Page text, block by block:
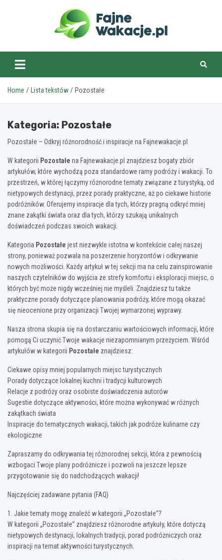
fajnewakacje.pl
Home Lista tekstów Pozostałe
Kategoria: Pozostałe
Pozostałe – Odkryj różnorodność i inspiracje na Fajnewakacje.pl
W kategorii Pozostałe na Fajnewakacje.pl znajdziesz bogaty zbiór
artykułów, które wychodzą poza standardowe ramy podróży i wakacji. To
przestrzeń, w której łączymy różnorodne tematy związane z turystyką, od
nietypowych destynacji, przez porady praktyczne, aż po ciekawe historie
podróżników. Oferujemy inspiracje dla tych, którzy pragną odkryć mniej
znane zakątki świata oraz dla tych, którzy szukają unikalnych
doświadczeń podczas swoich wakacji.
Kategoria Pozostałe jest niezwykle istotna w kontekście całej naszej
strony, ponieważ pozwala na poszerzenie horyzontów i odkrywanie
nowych możliwości. Każdy artykuł w tej sekcji ma na celu zainspirowanie
naszych czytelników do wyjścia ze strefy komfortu i eksploracji miejsc, o
których być może nigdy wcześniej nie myśleli. Znajdziesz tu także
praktyczne porady dotyczące planowania podróży, które mogą okazać
się nieocenione przy organizacji Twojej wymarzonej wyprawy.
Nasza strona skupia się na dostarczaniu wartościowych informacji, które
pomogą Ci uczynić Twoje wakacje niezapomnianym przeżyciem. Wśród
artykułów w kategorii Pozostałe znajdziesz:
Ciekawe opisy mniej popularnych miejsc turystycznych
Porady dotyczące lokalnej kuchni i tradycji kulturowych
Relacje z podróży oraz osobiste doświadczenia autorów
Sugestie dotyczące aktywności, które można wykonywać w różnych
zakątkach świata
Inspiracje do tematycznych wakacji, takich jak podróże kulinarne czy
ekologiczne
Zapraszamy do odkrywania tej różnorodnej sekcji, która z pewnością
wzbogaci Twoje plany podróżnicze i pozwoli na jeszcze lepsze
przygotowanie się do nadchodzących wakacji!
Najczęściej zadawane pytania (FAQ)
1. Jakie tematy mogę znaleźć w kategorii „Pozostałe”?
W kategorii „Pozostałe” znajdziesz różnorodne artykuły, które dotyczą
nietypowych destynacji, lokalnych tradycji, porad podróżniczych oraz
inspiracji na temat aktywności turystycznych.